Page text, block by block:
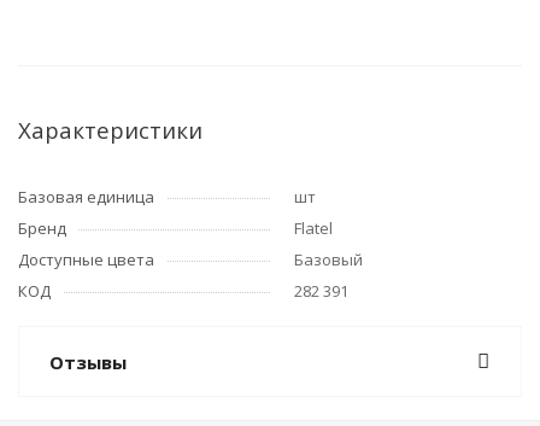
Характеристики
Базовая единица
шт
Бренд
Flatel
Доступные цвета
Базовый
КОД
282 391
Отзывы